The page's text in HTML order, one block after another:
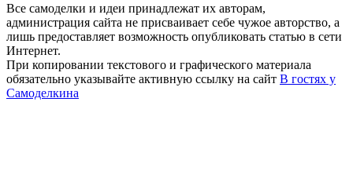
Все самоделки и идеи принадлежат их авторам,
администрация сайта не присваивает себе чужое авторство, а
лишь предоставляет возможность опубликовать статью в сети
Интернет.
При копировании текстового и графического материала
обязательно указывайте активную ссылку на сайт В гостях у
Самоделкина